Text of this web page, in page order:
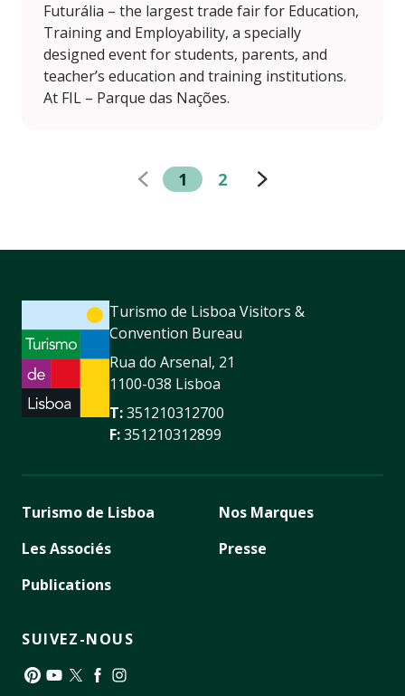
Futurália – the largest trade fair for Education,
Training and Employability, a specially
designed event for students, parents, and
teacher’s education and training institutions.
At FIL – Parque das Nações.
1 2
Turismo de Lisboa Visitors &
Convention Bureau
Rua do Arsenal, 21
1100-038 Lisboa
T:351210312700
F:351210312899
Turismo de Lisboa
Les Associés
Publications
Nos Marques
Presse
SUIVEZ-NOUS